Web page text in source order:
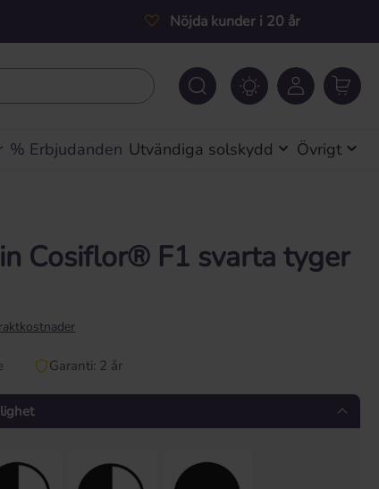
Nöjda kunder i 20 år
% Erbjudanden Utvändiga solskydd Övrigt
Cosiflor® F1 svarta tyger
Garanti: 2 år